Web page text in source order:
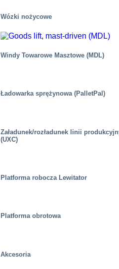
Wózki nożycowe
Windy Towarowe Masztowe (MDL)
Ładowarka sprężynowa (PalletPal)
Załadunek/rozładunek linii
(UXC)
Platforma robocza Lewitator
Platforma obrotowa
Akcesoria